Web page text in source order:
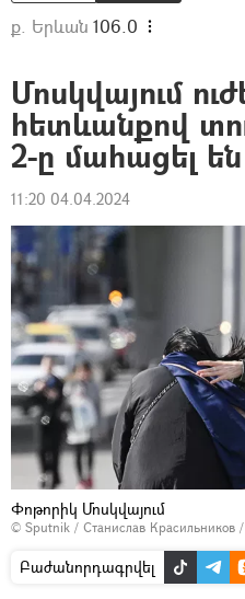
ք. Երևան 106.0
Մոսկվայում
հետևանքով
2-ը մահացել են
11:20 04.04.2024
Փոթորիկ Մոսկվայում
© Sputnik / Станислав Красильников /
Բաժանորդագրվել